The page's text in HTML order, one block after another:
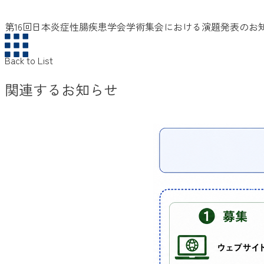
第16回日本炎症性腸疾患学会学術集会における演題発表のお
Back to List
関連するお知らせ